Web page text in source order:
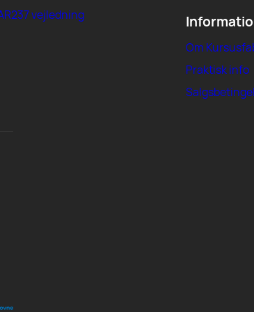
vejledning
Om
Praktisk info